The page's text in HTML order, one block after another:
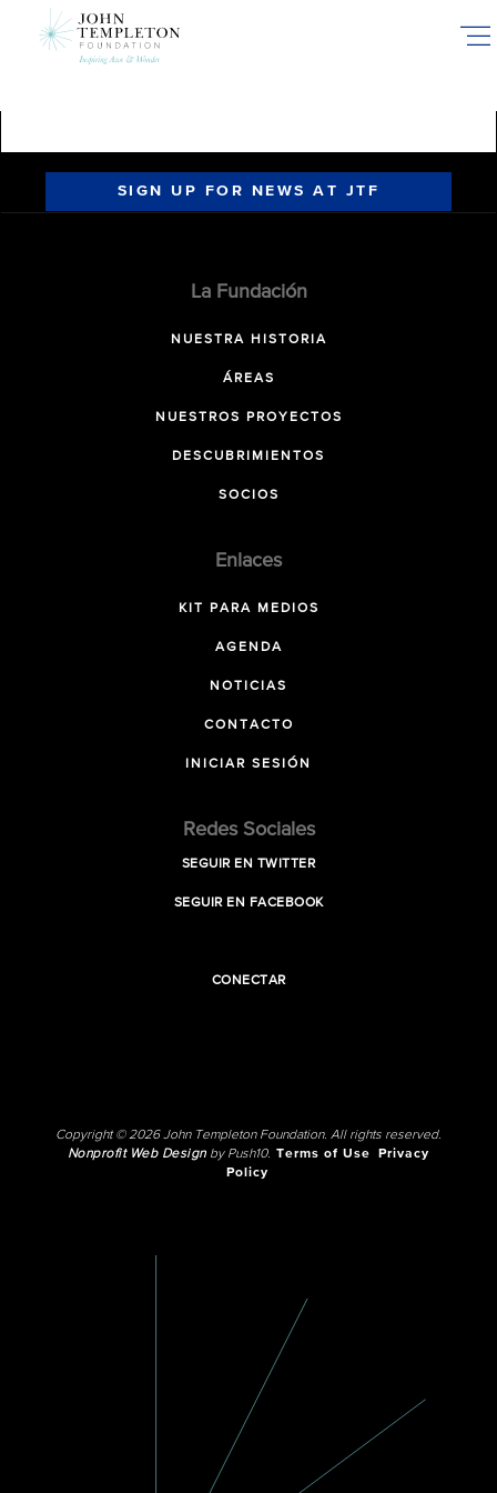
SIGN UP FOR NEWS AT JTF
La Fundación
NUESTRA HISTORIA
ÁREAS
NUESTROS PROYECTOS
DESCUBRIMIENTOS
SOCIOS
Enlaces
KIT PARA MEDIOS
AGENDA
NOTICIAS
CONTACTO
INICIAR SESIÓN
Redes Sociales
SEGUIR EN TWITTER
SEGUIR EN FACEBOOK
CONECTAR
Copyright © 2026 John Templeton Foundation. All rights reserved.
Nonprofit Web Designby Push10. Terms of Use
Privacy
Policy